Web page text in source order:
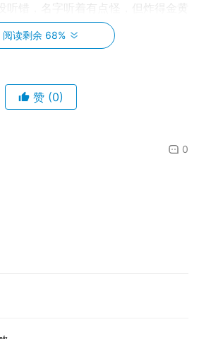
听错，名字听着有点怪，但炸得金黄
软糯香甜的蛋清，再蘸点白糖，我的
唱！😋 还有麦饼，咸的甜的，馅料
，看着夕阳洒在斑驳的城墙上，那一
来，所有的“赶路”都变得不值一提，
起来了！要说台州的自然风光，神
两边的竹林翠绿欲滴。当你踏上那
步一景，每走一步都能发现不同的惊
！我当时就站在那儿，感受着水汽
阅读剩余 68%
赞 (0)
0